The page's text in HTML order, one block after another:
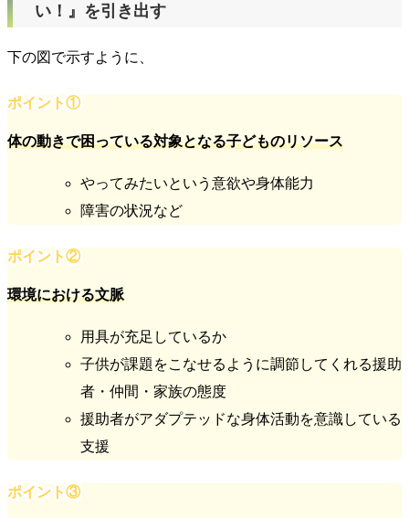
い！』を引き出す
下の図で示すように、
ポイント①
体の動きで困っている対象となる子どものリソース
やってみたいという意欲や身体能力
障害の状況など
ポイント②
環境における文脈
用具が充足しているか
子供が課題をこなせるように調節してくれる援助
者・仲間・家族の態度
援助者がアダプテッドな身体活動を意識している
支援
ポイント③